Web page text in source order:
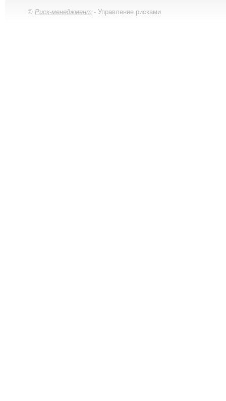
© Риск-менеджмент - Управление рисками